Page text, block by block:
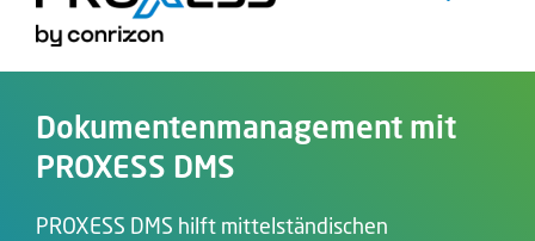
Dokumentenmanagement mit
PROXESS DMS
PROXESS DMS hilft mittelständischen